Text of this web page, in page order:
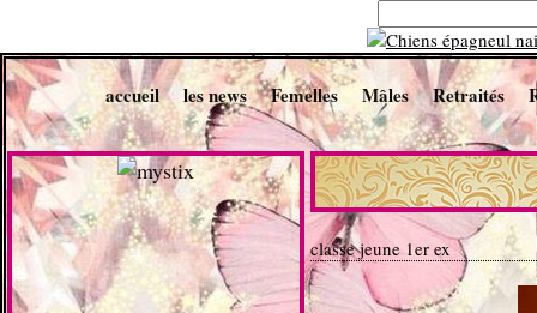
accueil les news Femelles Mâles Retraités
classe jeune 1er ex